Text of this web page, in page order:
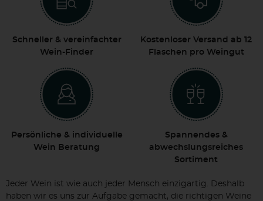
Schneller & vereinfachter
Wein-Finder
Kostenloser Versand ab 12
Flaschen pro Weingut
Persönliche & individuelle
Wein Beratung
Spannendes &
abwechslungsreiches
Sortiment
Jeder Wein ist wie auch jeder Mensch einzigartig. Deshalb
haben wir es uns zur Aufgabe gemacht, die richtigen Weine